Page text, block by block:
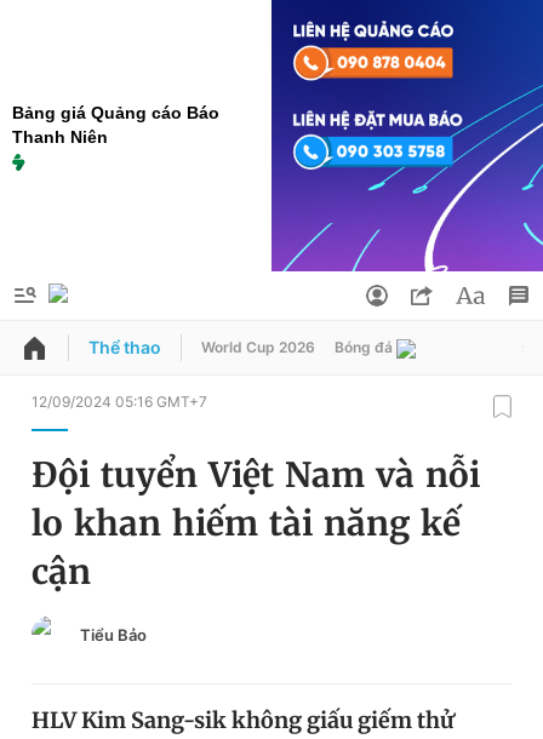
Bảng giá Quảng cáo Báo
Thanh Niên
QUẢNG CÁO ĐẶT BÁO
Chuyên mục
Chuyên mục khác
Chào ngày mới
Tin 360
Đổi mật khẩu
Tin đã lưu
Thể thao World Cup 2026 Bóng đá
12/09/2024 05:16 GMT+7
Đội tuyển Việt Nam và nỗi
lo khan hiếm tài năng kế
cận
Tiểu Bảo
HLV Kim Sang-sik không giấu giếm thử